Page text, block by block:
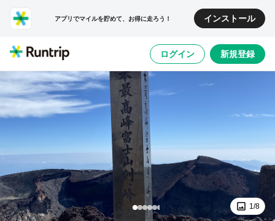
アプリでマイルを貯めて、お得に走ろう！ インストール
ログイン 新規登録
1/8